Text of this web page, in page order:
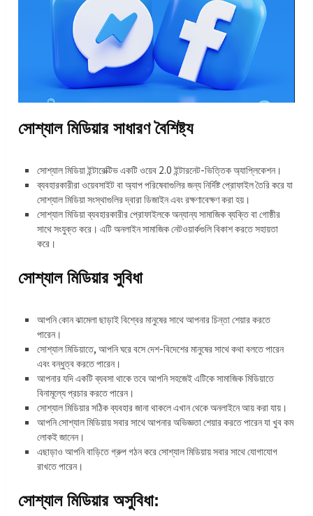
সোশ্যাল মিডিয়ার সাধারণ বৈশিষ্ট্য
সোশ্যাল মিডিয়া ইন্টারেক্টিভ একটি ওয়েব 2.0 ইন্টারনেট-ভিত্তিক অ্যাপ্লিকেশন।
ব্যবহারকারীরা ওয়েবসাইট বা অ্যাপ পরিষেবাগুলির জন্য নির্দিষ্ট প্রোফাইল তৈরি করে যা
সোশ্যাল মিডিয়া সংস্থাগুলির দ্বারা ডিজাইন এবং রক্ষণাবেক্ষণ করা হয়।
সোশ্যাল মিডিয়া ব্যবহারকারীর প্রোফাইলকে অন্যান্য সামাজিক ব্যক্তি বা গোষ্ঠীর
সাথে সংযুক্ত করে। এটি অনলাইন সামাজিক নেটওয়ার্কগুলি বিকাশ করতে সহায়তা
করে।
সোশ্যাল মিডিয়ার সুবিধা
আপনি কোন ঝামেলা ছাড়াই বিশ্বের মানুষের সাথে আপনার চিন্তা শেয়ার করতে
পারেন।
সোশ্যাল মিডিয়াতে, আপনি ঘরে বসে দেশ-বিদেশের মানুষের সাথে কথা বলতে পারেন
এবং বন্ধুত্ব করতে পারেন।
আপনার যদি একটি ব্যবসা থাকে তবে আপনি সহজেই এটিকে সামাজিক মিডিয়াতে
বিনামূল্যে প্রচার করতে পারেন।
সোশ্যাল মিডিয়ার সঠিক ব্যবহার জানা থাকলে এখান থেকে অনলাইনে আয় করা যায়।
আপনি সোশ্যাল মিডিয়ায় সবার সাথে আপনার অভিজ্ঞতা শেয়ার করতে পারেন যা খুব কম
লোকই জানেন।
এছাড়াও আপনি বাড়িতে গ্রুপ গঠন করে সোশ্যাল মিডিয়ায় সবার সাথে যোগাযোগ
রাখতে পারেন।
সোশ্যাল মিডিয়ার অসুবিধা: